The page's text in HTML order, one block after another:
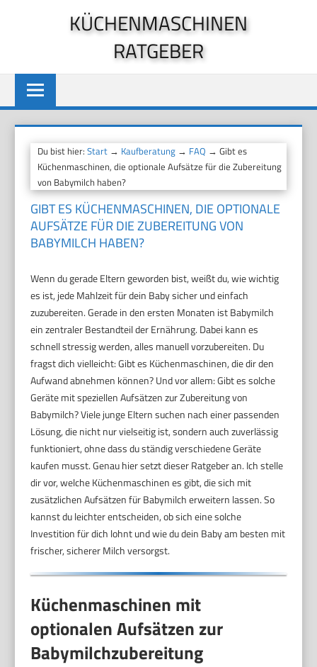
KÜCHENMASCHINEN
RATGEBER
Du bist hier:Start → Kaufberatung → FAQ → Gibt es
Küchenmaschinen, die optionale Aufsätze für die Zubereitung
von Babymilch haben?
GIBT ES KÜCHENMASCHINEN, DIE OPTIONALE
AUFSÄTZE FÜR DIE ZUBEREITUNG VON
BABYMILCH HABEN?
Wenn du gerade Eltern geworden bist, weißt du, wie wichtig
es ist, jede Mahlzeit für dein Baby sicher und einfach
zuzubereiten. Gerade in den ersten Monaten ist Babymilch
ein zentraler Bestandteil der Ernährung. Dabei kann es
schnell stressig werden, alles manuell vorzubereiten. Du
fragst dich vielleicht: Gibt es Küchenmaschinen, die dir den
Aufwand abnehmen können? Und vor allem: Gibt es solche
Geräte mit speziellen Aufsätzen zur Zubereitung von
Babymilch? Viele junge Eltern suchen nach einer passenden
Lösung, die nicht nur vielseitig ist, sondern auch zuverlässig
funktioniert, ohne dass du ständig verschiedene Geräte
kaufen musst. Genau hier setzt dieser Ratgeber an. Ich stelle
dir vor, welche Küchenmaschinen es gibt, die sich mit
zusätzlichen Aufsätzen für Babymilch erweitern lassen. So
kannst du leichter entscheiden, ob sich eine solche
Investition für dich lohnt und wie du dein Baby am besten mit
frischer, sicherer Milch versorgst.
Küchenmaschinen mit
optionalen Aufsätzen zur
Babymilchzubereitung